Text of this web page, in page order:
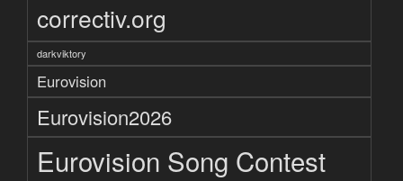
correctiv.org
darkviktory
Eurovision
Eurovision2026
Eurovision Song Contest